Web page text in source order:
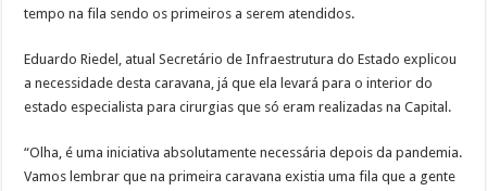
tempo na fila sendo os primeiros a serem atendidos.
Eduardo Riedel, atual Secretário de Infraestrutura do Estado explicou
a necessidade desta caravana, já que ela levará para o interior do
estado especialista para cirurgias que só eram realizadas na Capital.
“Olha, é uma iniciativa absolutamente necessária depois da pandemia.
Vamos lembrar que na primeira caravana existia uma fila que a gente